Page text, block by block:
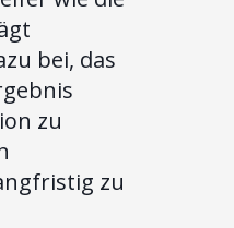
bei, das
zu
zu